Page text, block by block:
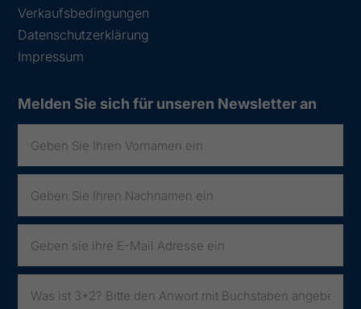
Verkaufsbedingungen
Datenschutzerklärung
Impressum
Melden Sie sich für unseren Newsletter an